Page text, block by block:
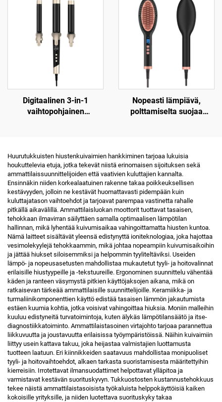
infrapunakuivain
Digitaalinen 3-in-1
vaihtopohjainen
Nopeasti lämpiävä,
polttamiselta suojaa
Huurutukkuisten hiustenkuivaimien hankkiminen tarjoaa lukuisia
houkuttelevia etuja, jotka tekevät niistä erinomaisen sijoituksen sekä
ammattilaissuunnittelijoiden että vaativien kuluttajien kannalta.
Ensinnäkin niiden korkealaatuinen rakenne takaa poikkeuksellisen
kestävyyden, jolloin ne kestävät huomattavasti pidempään kuin
kuluttajatason vaihtoehdot ja tarjoavat parempaa vastinetta rahalle
pitkällä aikavälillä. Ammattilaisluokan moottorit tuottavat tasaisen,
tehokkaan ilmavirran säilyttäen samalla optimaalisen lämpötilan
hallinnan, mikä lyhentää kuivumisaikaa vahingoittamatta hiusten kuntoa.
Nämä laitteet sisältävät yleensä edistynyttä ioniteknologiaa, joka hajottaa
vesimolekyylejä tehokkaammin, mikä johtaa nopeampiin kuivumisaikoihin
ja jättää hiukset siloisemmiksi ja helpommin tyyliteltäviksi. Useiden
lämpö- ja nopeusasetusten mahdollistaa mukautetut tyyli- ja hoitovalinnat
erilaisille hiustyypeille ja -tekstuureille. Ergonominen suunnittelu vähentää
käden ja ranteen väsymystä pitkien käyttöjaksojen aikana, mikä on
ratkaisevan tärkeää ammattilaisille suunnittelijoille. Keramiikka- ja
turmaliinikomponenttien käyttö edistää tasaisen lämmön jakautumista
estäen kuumia kohtia, jotka voisivat vahingoittaa hiuksia. Moniin malleihin
kuuluu edistyneitä turvatoimintoja, kuten älykäs lämpötilansäätö ja itse-
diagnostiikkatoiminto. Ammattilaistasoinen virtajohto tarjoaa parannettua
liikkuvuutta ja joustavuutta erilaisissa työympäristöissä. Näihin kuivaimiin
liittyy usein kattava takuu, joka heijastaa valmistajien luottamusta
tuotteen laatuun. Eri kiinnikkeiden saatavuus mahdollistaa monipuoliset
tyyli- ja hoitovaihtoehdot, alkaen tarkasta suoristamisesta määritettyihin
kierreisiin. Irrotettavat ilmansuodattimet helpottavat ylläpitoa ja
varmistavat kestävän suorituskyvyn. Tukkuostosten kustannustehokkuus
tekee näistä ammattilaistasoisista työkaluista helppokäyttöisiä kaiken
kokoisille yrityksille, ja niiden luotettava suorituskyky takaa